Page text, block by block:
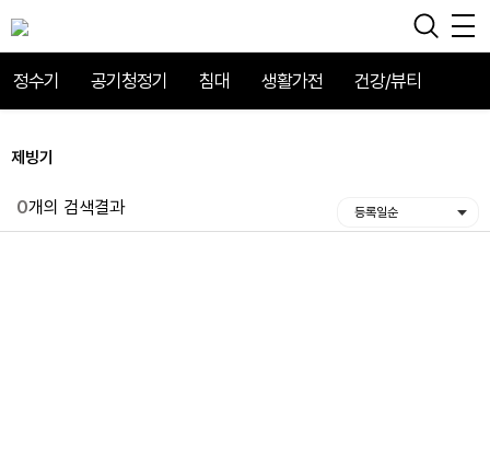
정수기 공기청정기 침대 생활가전 건강/뷰티
제빙기
0개의 검색결과 등록일순